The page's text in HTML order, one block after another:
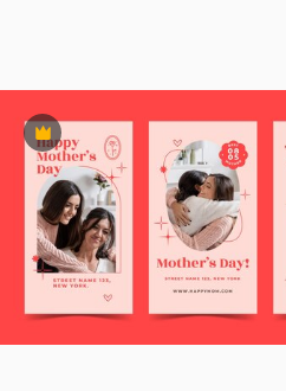
Premium